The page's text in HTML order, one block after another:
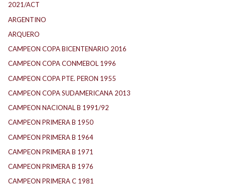
2021/ACT
ARGENTINO
ARQUERO
CAMPEON COPA BICENTENARIO 2016
CAMPEON COPA CONMEBOL 1996
CAMPEON COPA PTE. PERON 1955
CAMPEON COPA SUDAMERICANA 2013
CAMPEON NACIONAL B 1991/92
CAMPEON PRIMERA B 1950
CAMPEON PRIMERA B 1964
CAMPEON PRIMERA B 1971
CAMPEON PRIMERA B 1976
CAMPEON PRIMERA C 1981